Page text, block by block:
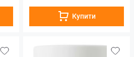
Купити